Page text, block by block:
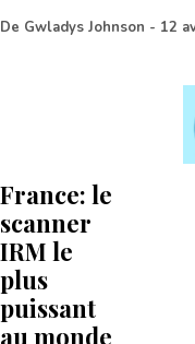
De Gwladys Johnson - 12
France: le
scanner
IRM le
plus
puissant
au monde